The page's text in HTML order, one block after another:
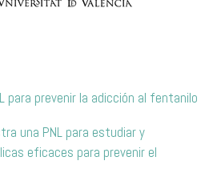
para prevenir la adicción al fentanilo
una PNL para estudiar y
eficaces para prevenir el